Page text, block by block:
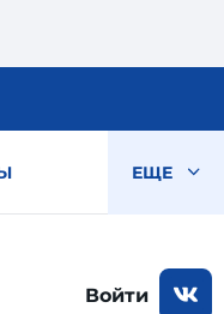
ЕЩЕ
Войти